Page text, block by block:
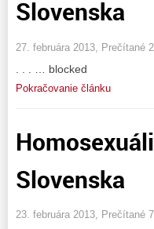
Slovenska
27. februára 2013, Prečítané
. . . … blocked
Pokračovanie článku
Slovenska
23. februára 2013, Prečítané